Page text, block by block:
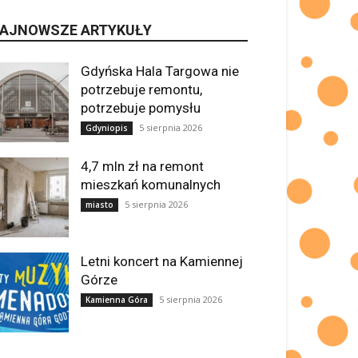
ARTYKUŁY
Gdyńska Hala Targowa nie
potrzebuje remontu,
potrzebuje pomysłu
Gdyniopis 5 sierpnia 2026
4,7 mln zł na remont
mieszkań komunalnych
miasto 5 sierpnia 2026
Letni koncert na Kamiennej
Górze
Kamienna Góra 5 sierpnia 2026